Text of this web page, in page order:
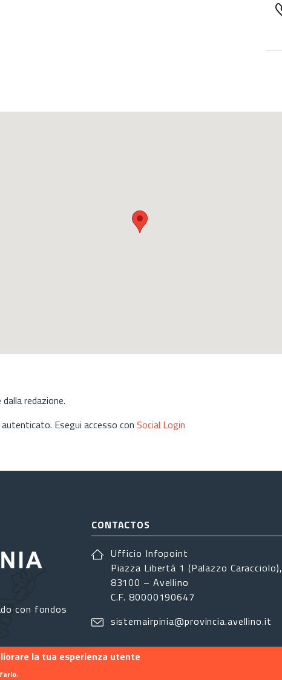
redazione.
Esegui accesso con Social Login
con fondos
CONTACTOS
Ufficio Infopoint
Piazza Libertá 1 (Palazzo Caracciolo),
83100 – Avellino
C.F. 80000190647
sistemairpinia@provincia.avellino.it
la tua esperienza utente